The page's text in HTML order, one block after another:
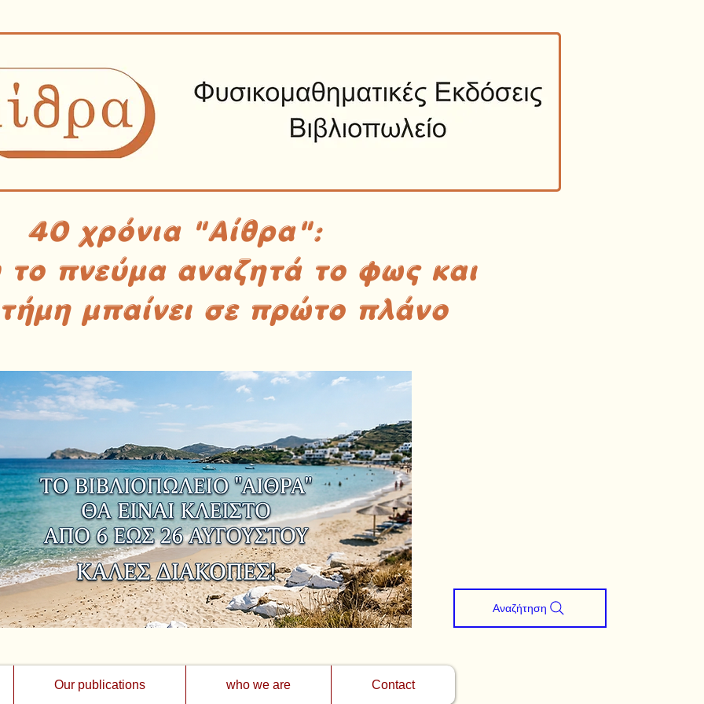
40 χρόνια "Αίθρα":
το πνεύμα αναζητά το φως και
μπαίνει σε πρώτο πλάνο
Our publications who we are Contact
Αναζήτηση